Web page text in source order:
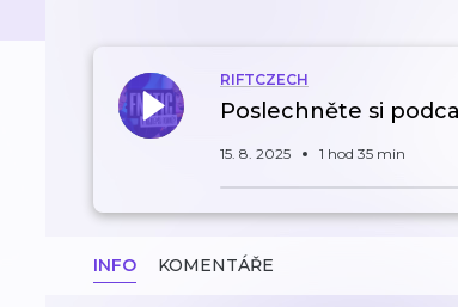
RIFTCZECH
Poslechněte si
15. 8. 2025 1 hod 35 min
INFO KOMENTÁŘE